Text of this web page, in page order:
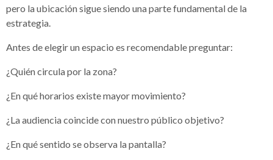
pero la ubicación sigue siendo una parte fundamental de la
estrategia.
Antes de elegir un espacio es recomendable preguntar:
¿Quién circula por la zona?
¿En qué horarios existe mayor movimiento?
¿La audiencia coincide con nuestro público objetivo?
¿En qué sentido se observa la pantalla?